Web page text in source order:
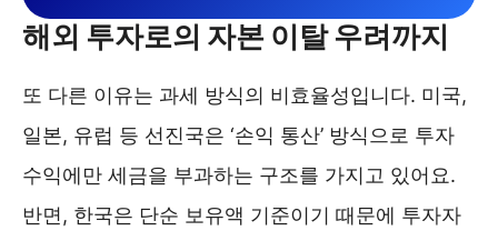
해외 투자로의 자본 이탈 우려까지
또 다른 이유는 과세 방식의 비효율성입니다. 미국,
일본, 유럽 등 선진국은 ‘손익 통산’ 방식으로 투자
수익에만 세금을 부과하는 구조를 가지고 있어요.
반면, 한국은 단순 보유액 기준이기 때문에 투자자